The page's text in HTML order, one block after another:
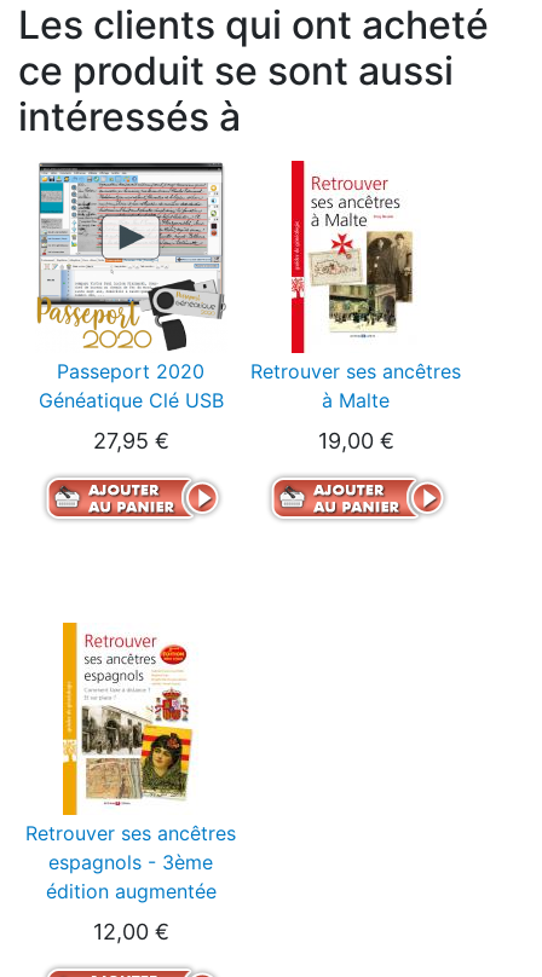
Les clients qui ont acheté
ce produit se sont aussi
intéressés à
Passeport 2020
Généatique Clé USB
27,95 €
Retrouver ses ancêtres
à Malte
19,00 €
Retrouver ses ancêtres
espagnols - 3ème
édition augmentée
12,00 €